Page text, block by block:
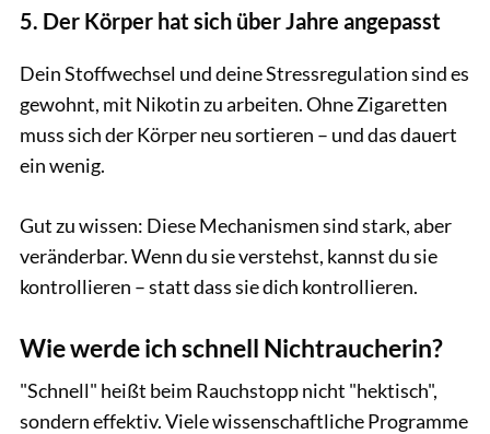
5. Der Körper hat sich über Jahre angepasst
Dein Stoffwechsel und deine Stressregulation sind es
gewohnt, mit Nikotin zu arbeiten. Ohne Zigaretten
muss sich der Körper neu sortieren – und das dauert
ein wenig.
Gut zu wissen: Diese Mechanismen sind stark, aber
veränderbar. Wenn du sie verstehst, kannst du sie
kontrollieren – statt dass sie dich kontrollieren.
Wie werde ich schnell Nichtraucherin?
"Schnell" heißt beim Rauchstopp nicht "hektisch",
sondern effektiv. Viele wissenschaftliche Programme